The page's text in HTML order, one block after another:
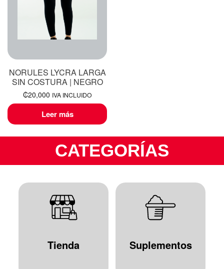
NORULES LYCRA LARGA
SIN COSTURA | NEGRO
₡20,000 IVA INCLUIDO
Leer más
CATEGORÍAS
Tienda Suplementos